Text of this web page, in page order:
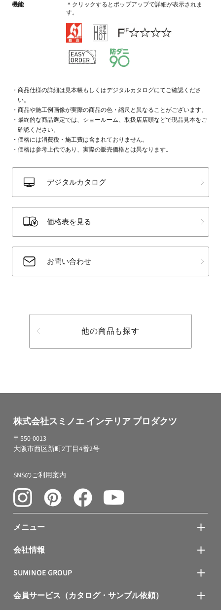
機能
＊クリックするとポップアップで詳細が表示されま
す。
商品仕様の詳細は見本帳もしくはデジタルカタログにてご確認くださ
い。
商品や施工例画像が実際の商品の色・縮尺と異なることがございます。
最終的な商品選定では、ショールーム、取扱店店頭などで現品見本をご
確認ください。
価格には消費税・施工費は含まれておりません。
価格は参考上代であり、実際の販売価格とは異なります。
デジタルカタログ
価格表を見る
お問い合わせ
他の商品も探す
株式会社スミノエ インテリア プロダクツ
〒550-0013
大阪市西区新町2丁目4番2号
SNSのご利用案内
メニュー
会社情報
SUMINOE GROUP
会員サービス（カタログ・サンプル依頼）